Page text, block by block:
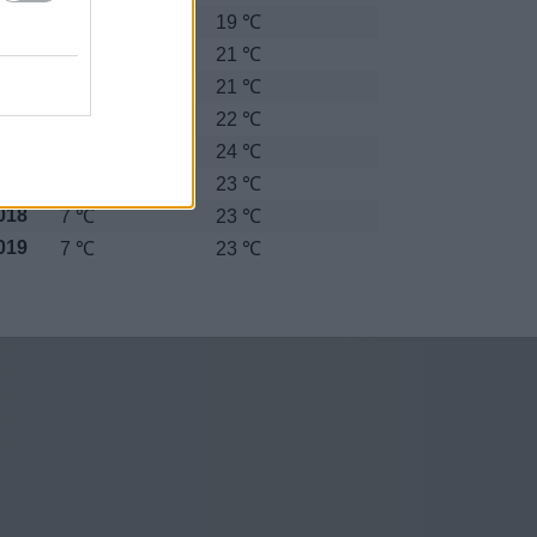
19 ℃
3 ℃
21 ℃
21 ℃
6 ℃
22 ℃
24 ℃
23 ℃
7 ℃
23 ℃
7 ℃ 23 ℃